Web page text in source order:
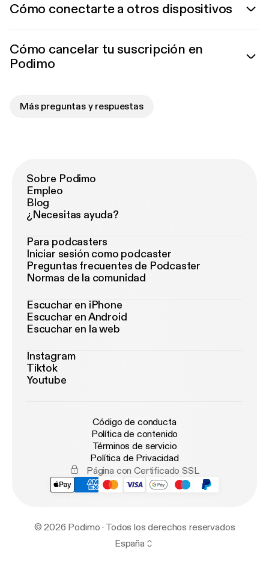
Cómo conectarte a otros dispositivos
Cómo cancelar tu suscripción en
Podimo
Más preguntas y respuestas
Sobre Podimo
Empleo
Blog
¿Necesitas ayuda?
Para podcasters
Iniciar sesión como podcaster
Preguntas frecuentes de Podcaster
Normas de la comunidad
Escuchar en iPhone
Escuchar en Android
Escuchar en la web
Instagram
Tiktok
Youtube
Código de conducta
Política de contenido
Términos de servicio
Política de Privacidad
Página con Certificado SSL
© 2026 Podimo · Todos los derechos reservados
España